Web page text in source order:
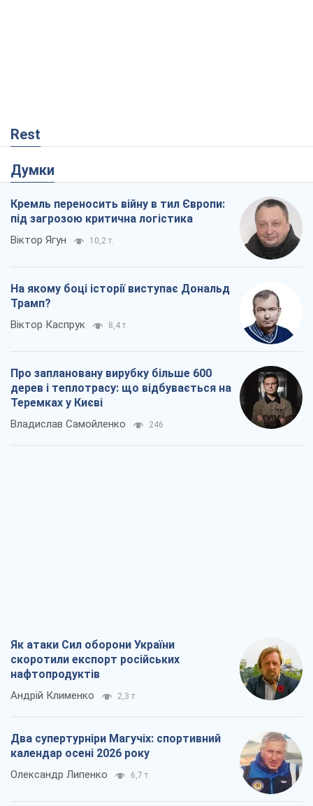
Rest
Думки
Кремль переносить війну в тил Європи:
під загрозою критична логістика
Віктор Ягун 10,2 т.
На якому боці історії виступає Дональд
Трамп?
Віктор Каспрук 8,4 т.
Про заплановану вирубку більше 600
дерев і теплотрасу: що відбувається на
Теремках у Києві
Владислав Самойленко 246
Як атаки Сил оборони України
скоротили експорт російських
нафтопродуктів
Андрій Клименко 2,3 т.
Два супертурніри Магучіх: спортивний
календар осені 2026 року
Олександр Липенко 6,7 т.